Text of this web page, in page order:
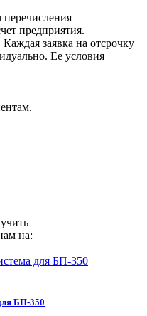
перечисления
предприятия.
заявка на отсрочку
Ее условия
на:
БП-350